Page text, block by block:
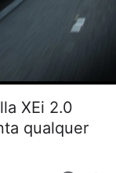
XEi 2.0
qualquer